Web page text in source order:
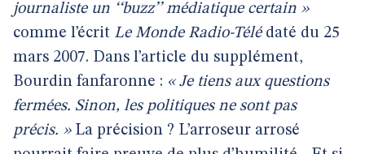
journaliste un ‘‘buzz’’ médiatique certain »
comme l’écrit Le Monde Radio-Télédaté du 25
mars 2007. Dans l’article du supplément,
Bourdin fanfaronne : « Je tiens aux questions
fermées. Sinon, les politiques ne sont pas
précis. » La précision ? L’arroseur arrosé